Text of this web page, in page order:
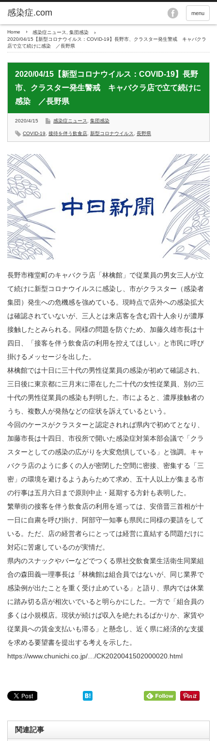
menu
Home 感染症ニュース
集団感染
2020/04/15【新型コロナウイルス：COVID-19】長野市、クラスター発生警戒 キャバクラ
店で立て続けに感染 ／長野県
2020/04/15【新型コロナウイルス：COVID-19】長野
市、クラスター発生警戒 キャバクラ店で立て続けに
感染 ／長野県
2020/4/15 感染症ニュース 集団感染
COVID-19 接待を伴う飲食店 新型コロナウイルス 長野県
長野市権堂町のキャバクラ店「林檎館」で従業員の男女三人が立
て続けに新型コロナウイルスに感染し、市がクラスター（感染者
集団）発生への危機感を強めている。現時点で店外への感染拡大
は確認されていないが、三人とは来店客を含む四十人余りが濃厚
接触したとみられる。同様の問題を防ぐため、加藤久雄市長は十
四日、「接客を伴う飲食店の利用を控えてほしい」と市民に呼び
掛けるメッセージを出した。
林檎館では十日に三十代の男性従業員の感染が初めて確認され、
三日後に東京都に三月末に滞在した二十代の女性従業員、別の三
十代の男性従業員の感染も判明した。市によると、濃厚接触者の
うち、複数人が発熱などの症状を訴えているという。
今回のケースがクラスターと認定されれば県内で初めてとなり、
加藤市長は十四日、市役所で開いた感染症対策本部会議で「クラ
スターとしての感染の広がりを大変危惧している」と強調。キャ
バクラ店のように多くの人が密閉した空間に密接、密集する「三
密」の環境を避けるようあらためて求め、五十人以上が集まる市
の行事は五月六日まで原則中止・延期する方針も表明した。
繁華街の接客を伴う飲食店の利用を巡っては、安倍晋三首相が十
一日に自粛を呼び掛け、阿部守一知事も県民に同様の要請をして
いる。ただ、店の経営者らにとっては経営に直結する問題だけに
対応に苦慮しているのが実情だ。
県内のスナックやバーなどでつくる県社交飲食業生活衛生同業組
合の森田義一理事長は「林檎館は組合員ではないが、同じ業界で
感染例が出たことを重く受け止めている」と語り、県内では休業
に踏み切る店が相次いでいると明らかにした。一方で「組合員の
多くは小規模店。現状が続けば収入を絶たれるばかりか、家賃や
従業員への賃金支払いも滞る」と懸念し、近く県に経済的な支援
を求める要望書を提出する考えを示した。
https://www.chunichi.co.jp/…/CK2020041502000020.html
関連記事